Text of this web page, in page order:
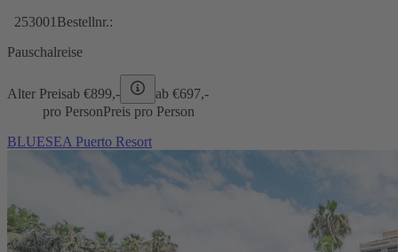
253001 Bestellnr.:
Pauschalreise
Alter Preisab €899,- ab €697,-
pro PersonPreis pro Person
BLUESEA Puerto Resort